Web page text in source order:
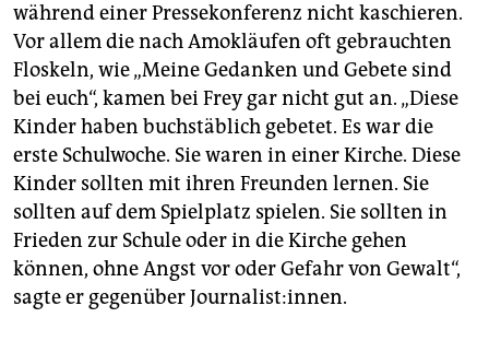
während einer Pressekonferenz nicht kaschieren.
Vor allem die nach Amokläufen oft gebrauchten
Floskeln, wie „Meine Gedanken und Gebete sind
bei euch“, kamen bei Frey gar nicht gut an. „Diese
Kinder haben buchstäblich gebetet. Es war die
erste Schulwoche. Sie waren in einer Kirche. Diese
Kinder sollten mit ihren Freunden lernen. Sie
sollten auf dem Spielplatz spielen. Sie sollten in
Frieden zur Schule oder in die Kirche gehen
können, ohne Angst vor oder Gefahr von Gewalt“,
sagte er gegenüber Journalist:innen.